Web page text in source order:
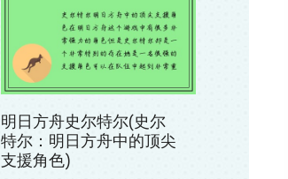
明日方舟史尔特尔(史尔
特尔：明日方舟中的顶尖
支援角色)